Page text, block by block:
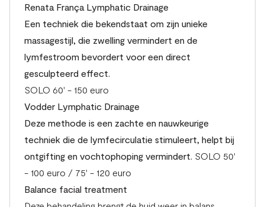
Renata França Lymphatic Drainage
Een techniek die bekendstaat om zijn unieke
massagestijl, die zwelling vermindert en de
lymfestroom bevordert voor een direct
gesculpteerd effect.
SOLO 60' - 150 euro
Vodder Lymphatic Drainage
Deze methode is een zachte en nauwkeurige
techniek die de lymfecirculatie stimuleert, helpt bij
ontgifting en vochtophoping vermindert. SOLO 50'
- 100 euro / 75' - 120 euro
Balance facial treatment